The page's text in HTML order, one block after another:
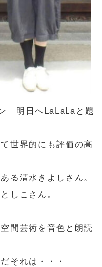
明日へLaLaLaと題
世界的にも評価の高
る清水きよしさん。
しこさん。
間芸術を音色と朗読
それは・・・